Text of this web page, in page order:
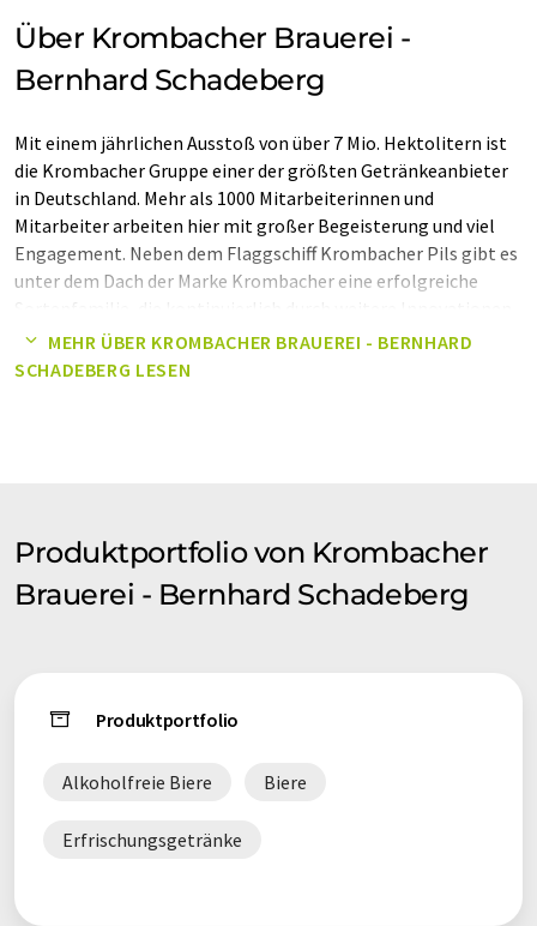
Über Krombacher Brauerei -
Bernhard Schadeberg
Mit einem jährlichen Ausstoß von über 7 Mio. Hektolitern ist
die Krombacher Gruppe einer der größten Getränkeanbieter
in Deutschland. Mehr als 1000 Mitarbeiterinnen und
Mitarbeiter arbeiten hier mit großer Begeisterung und viel
Engagement. Neben dem Flaggschiff Krombacher Pils gibt es
unter dem Dach der Marke Krombacher eine erfolgreiche
bereichert wird. Zu unserem Portfolio gehören auch die
starken und bestens eingeführten Marken Schweppes,
MEHR ÜBER KROMBACHER BRAUEREI - BERNHARD
SCHADEBERG LESEN
Produktportfolio von Krombacher
Brauerei - Bernhard Schadeberg
Produktportfolio
Alkoholfreie Biere Biere
Erfrischungsgetränke